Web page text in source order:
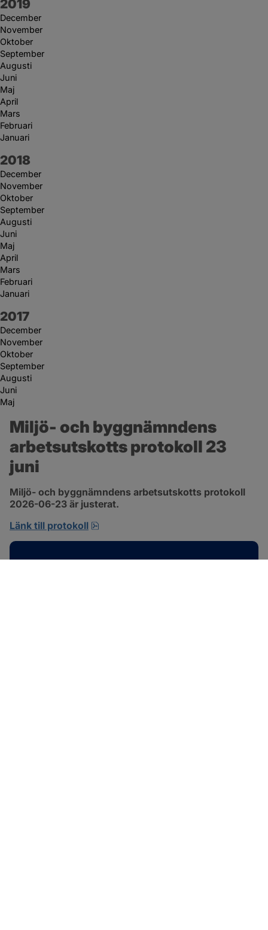
År:
2019
December
November
Oktober
September
Augusti
Juni
Maj
April
Mars
Februari
Januari
År:
2018
December
November
Oktober
September
Augusti
Juni
Maj
April
Mars
Februari
Januari
År:
2017
December
November
Oktober
September
Augusti
Juni
Maj
Miljö- och byggnämndens
arbetsutskotts protokoll 23
juni
Miljö- och byggnämndens arbetsutskotts protokoll
2026-06-23 är justerat.
Länk till protokoll